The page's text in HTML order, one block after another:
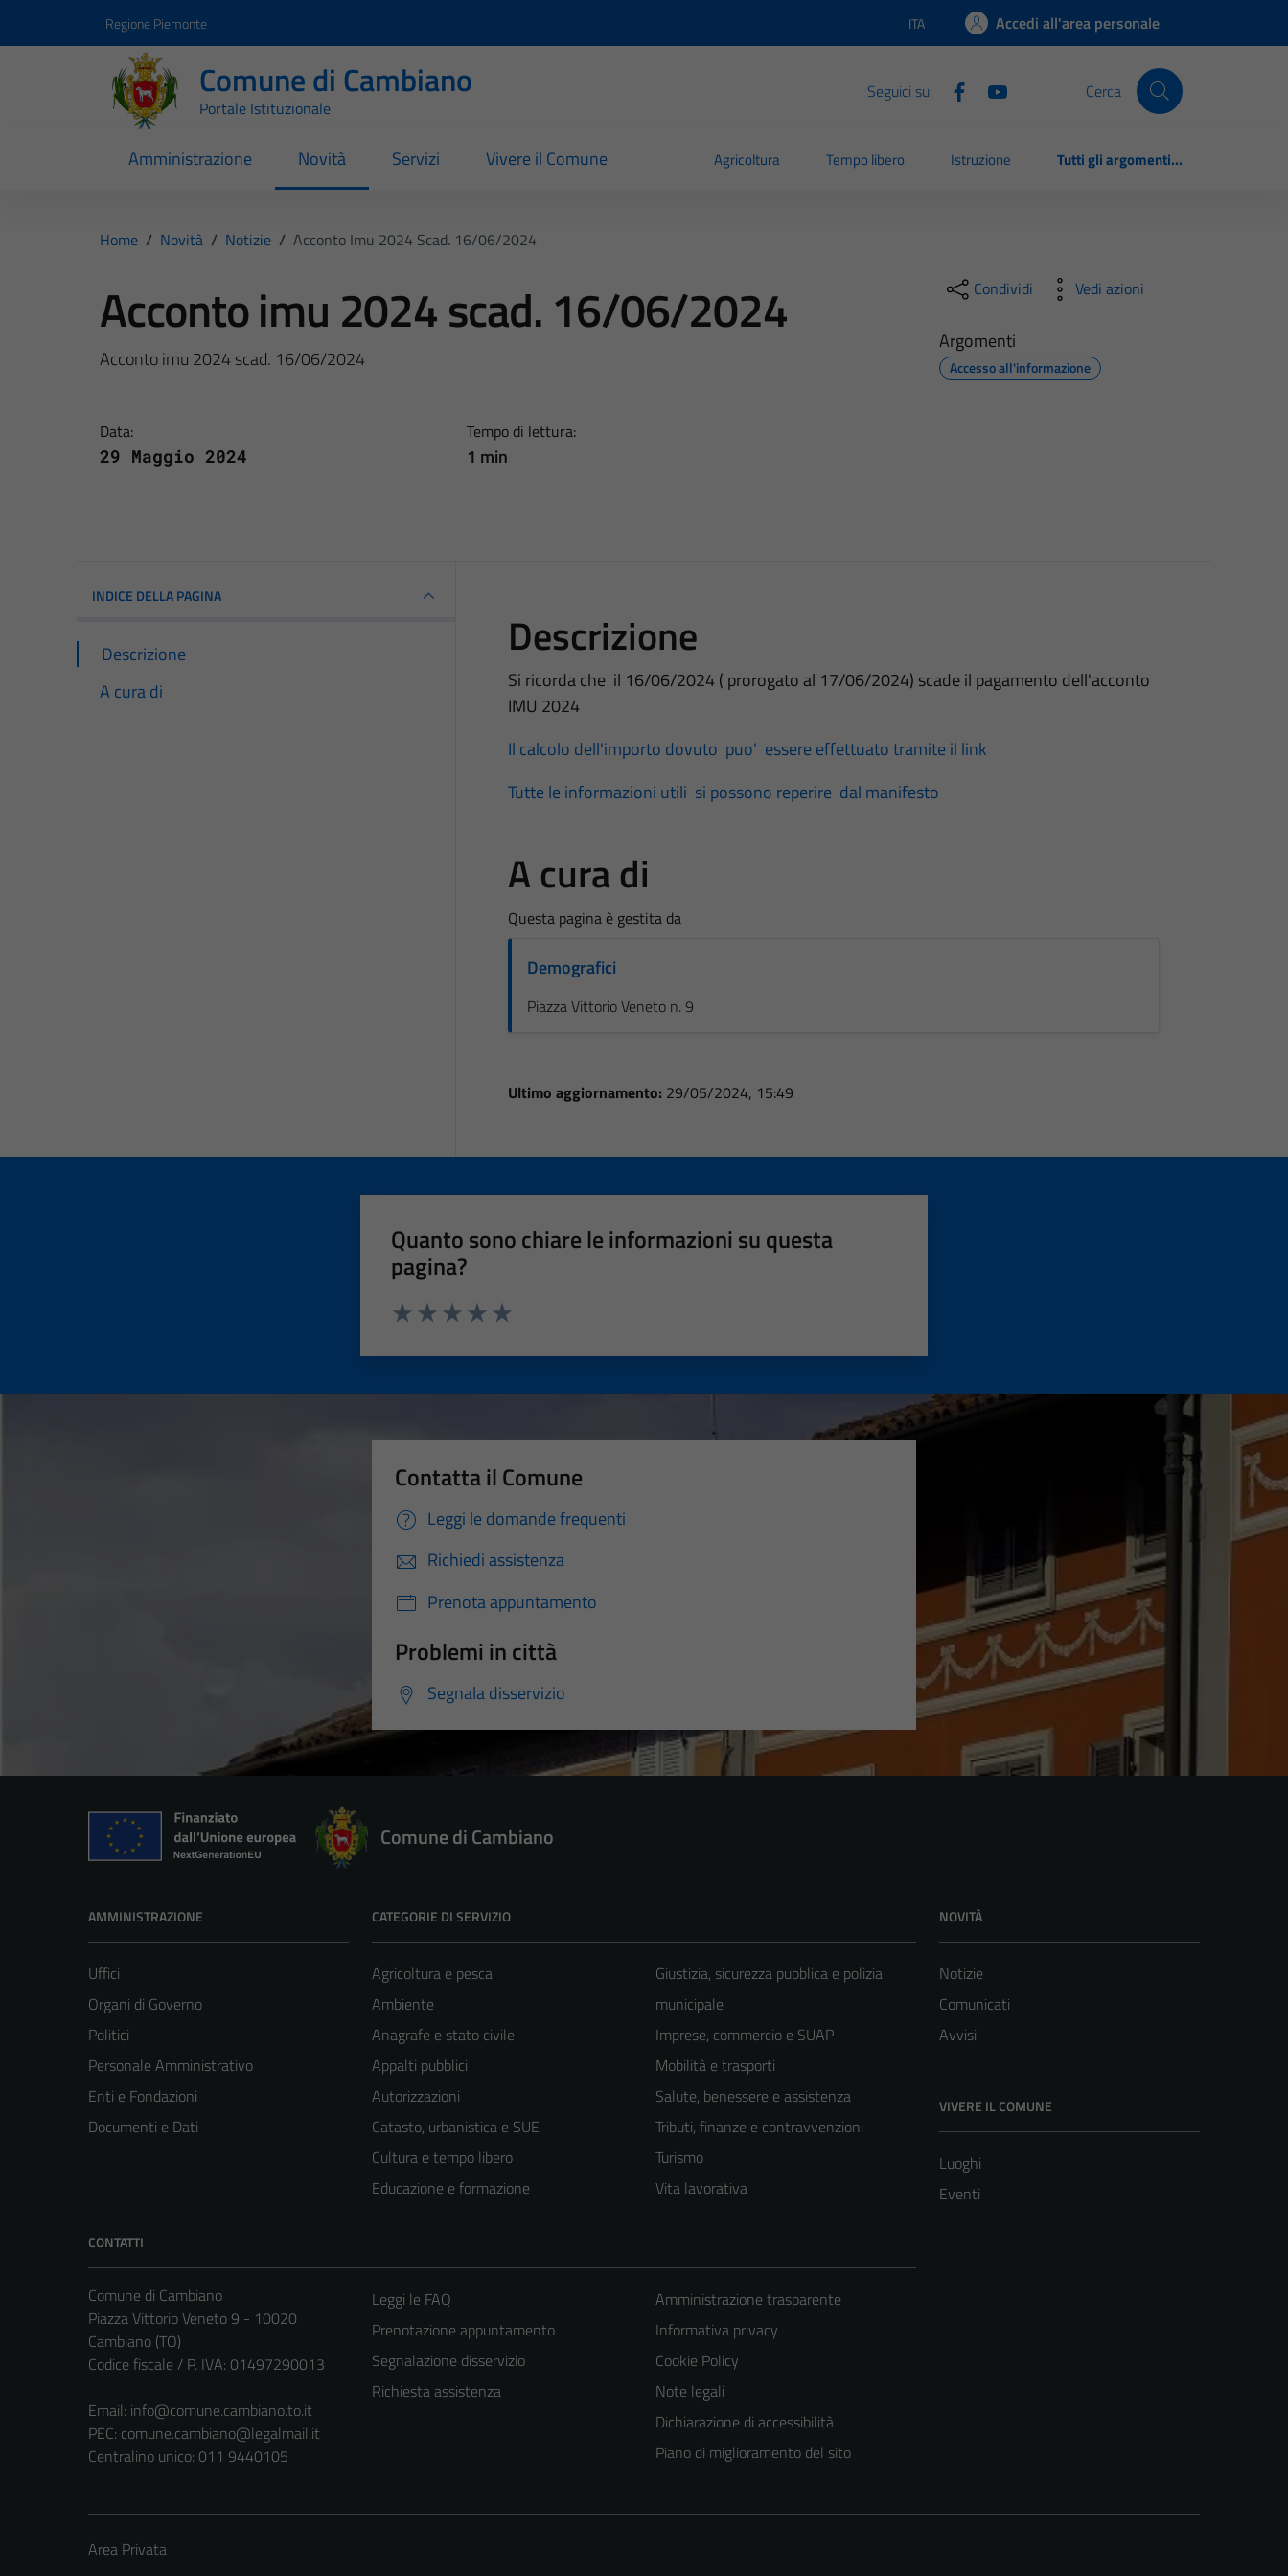
Regione Piemonte Lingua attiva:
ITA Accedi all'area personale
Comune di Cambiano
Portale Istituzionale
Seguici su: Cerca
Amministrazione Novità Servizi Vivere il Comune Agricoltura Tempo libero Istruzione Tutti gli argomenti...
Home / Novità / Notizie / Acconto Imu 2024 Scad. 16/06/2024
Acconto imu 2024 scad. 16/06/2024
Acconto imu 2024 scad. 16/06/2024
Data:
29 Maggio 2024
Tempo di lettura:
1 min
Condividi Vedi azioni
Argomenti
Accesso all'informazione
INDICE DELLA PAGINA
Descrizione
A cura di
Descrizione
Si ricorda che il 16/06/2024 ( prorogato al 17/06/2024) scade il pagamento dell'acconto
IMU 2024
Il calcolo dell'importo dovuto puo' essere effettuato tramite il link
Tutte le informazioni utili si possono reperire dal manifesto
A cura di
Questa pagina è gestita da
Demografici
Piazza Vittorio Veneto n. 9
Ultimo aggiornamento: 29/05/2024, 15:49
Quanto sono chiare le informazioni su questa
pagina?
Contatta il Comune
Leggi le domande frequenti
Richiedi assistenza
Prenota appuntamento
Problemi in città
Segnala disservizio
Comune di Cambiano
AMMINISTRAZIONE
Uffici
Organi di Governo
Politici
Personale Amministrativo
Enti e Fondazioni
Documenti e Dati
CATEGORIE DI SERVIZIO
Agricoltura e pesca
Ambiente
Anagrafe e stato civile
Appalti pubblici
Autorizzazioni
Catasto, urbanistica e SUE
Cultura e tempo libero
Educazione e formazione
Giustizia, sicurezza pubblica e polizia
municipale
Imprese, commercio e SUAP
Mobilità e trasporti
Salute, benessere e assistenza
Tributi, finanze e contravvenzioni
Turismo
Vita lavorativa
NOVITÀ
Notizie
Comunicati
Avvisi
VIVERE IL COMUNE
Luoghi
Eventi
CONTATTI
Comune di Cambiano
Piazza Vittorio Veneto 9 - 10020
Cambiano (TO)
Codice fiscale / P. IVA: 01497290013
Email: info@comune.cambiano.to.it
PEC: comune.cambiano@legalmail.it
Centralino unico: 011 9440105
Leggi le FAQ
Prenotazione appuntamento
Segnalazione disservizio
Richiesta assistenza
Amministrazione trasparente
Informativa privacy
Cookie Policy
Note legali
Dichiarazione di accessibilità
Piano di miglioramento del sito
Area Privata